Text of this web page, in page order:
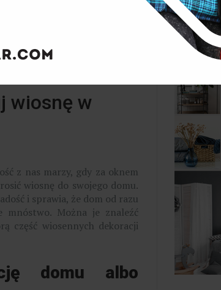
wiosnę w
z nas marzy, gdy za oknem
wiosnę do swojego domu.
i sprawia, że dom od razu
mnóstwo. Można je znaleźć
część wiosennych dekoracji
domu albo
LIFESTYLE